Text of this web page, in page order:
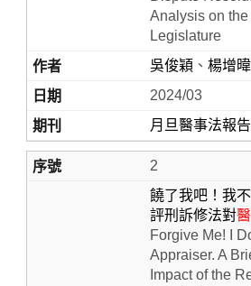
Home
Analysis on
Legislature
吳俊穎 、 楊增暐
2024/03
月旦醫事法報告
2
饒了我吧！我
評刑訴修法對
Forgive Me! I
Appraiser. A
Impact of the